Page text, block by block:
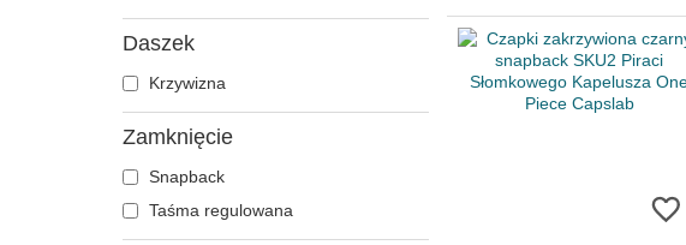
Harry Potter
Hip Hop Dogz
Koktajle
Looney Tunes
Lucky Luke
Miasta i Plaże
Daszek
Krzywizna
Zamknięcie
Snapback
Taśma regulowana